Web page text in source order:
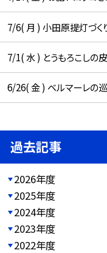
7/6( 月 ) 小田原提灯づく
7/1( 水 ) とうもろこしの
6/26( 金 ) ベルマーレの
過去記事
2026年度
2025年度
2024年度
2023年度
2022年度